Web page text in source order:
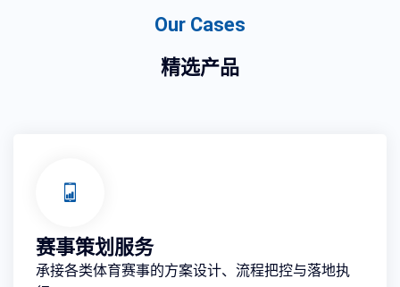
Our Cases
精选产品
赛事策划服务
承接各类体育赛事的方案设计、流程把控与落地执